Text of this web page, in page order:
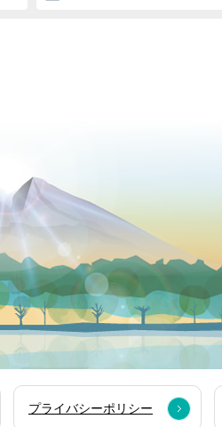
プライバシーポリシー